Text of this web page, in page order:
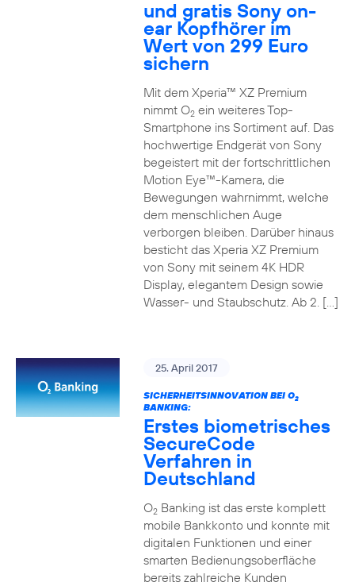
und gratis Sony on-
ear Kopfhörer im
Wert von 299 Euro
sichern
Mit dem Xperia™ XZ Premium
nimmt O2ein weiteres Top-
Smartphone ins Sortiment auf. Das
hochwertige Endgerät von Sony
begeistert mit der fortschrittlichen
Motion Eye™-Kamera, die
Bewegungen wahrnimmt, welche
dem menschlichen Auge
verborgen bleiben. Darüber hinaus
besticht das Xperia XZ Premium
von Sony mit seinem 4K HDR
Display, elegantem Design sowie
Wasser- und Staubschutz. Ab 2. […]
25. April 2017
SICHERHEITSINNOVATION BEI O2
BANKING:
Erstes biometrisches
SecureCode
Verfahren in
Deutschland
O2Banking ist das erste komplett
mobile Bankkonto und konnte mit
digitalen Funktionen und einer
smarten Bedienungsoberfläche
bereits zahlreiche Kunden